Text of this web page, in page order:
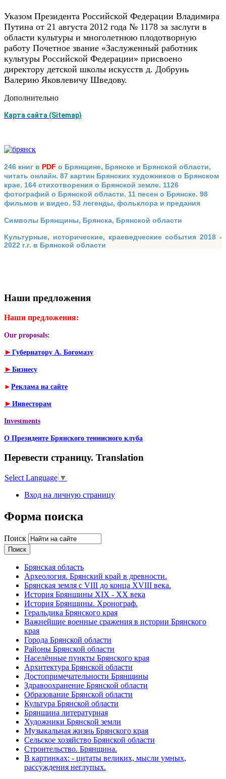
Указом Президента Российской Федерации Владимира
Путина от 21 августа 2012 года № 1178 за заслуги в
области культуры и многолетнюю плодотворную
работу Почетное звание «Заслуженный работник
культуры Российской Федерации» присвоено
директору детской школы искусств д. Добрунь
Валерию Яковлевичу Шведову.
Дополнительно
Карта сайта (Sitemap)
246 книг в PDF о Брянщине, Брянске и Брянской области,
читать онлайн. 87 картин Брянских художников о Брянском
крае. 164 стихотворения о Брянской земле. 1126
фотографий о Брянской области. 11 песен о Брянске. 98
фильмов и видео. 53 легенды, фольклора и предания
Символы Брянщины, Брянска, Брянской области
Культурные, исторические, краеведческие события 2018 -
2022 г.г. в Брянской области
Наши предложения
Наши предложения:
Our proposals:
► Губернатору А. Богомазу
► Бизнесу
► Реклама на сайте
► Инвесторам
Investments
О Президенте Брянского теннисного клуба
Перевести страницу. Translation
Select Language ▼
Вход на личную страницу
Форма поиска
Поиск
Брянская область
Археология. Брянский край в древности.
Брянская земля с VIII до конца XVIII века.
История Брянщины XIX - XX века
История Брянщины. Хронограф.
Геральдика Брянского края
Важнейшие военные сражения в истории Брянского
края
Города Брянской области
Районы Брянской области
Населённые пункты Брянского края
Архитектура Брянской области
Достопримечательности Брянщины
Здравоохранение Брянской области
Образование Брянской области
Культура Брянской области
Брянщина литературная
Художники Брянской земли
Музыкальная жизнь Брянского края
Сельское хозяйство Брянской области
Строительство. Брянщина.
В картинках: - цитаты великих, мысли умных,
рассуждения неглупых.